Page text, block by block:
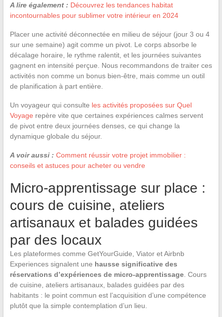
A lire également : Découvrez les tendances habitat
incontournables pour sublimer votre intérieur en 2024
Placer une activité déconnectée en milieu de séjour (jour 3 ou 4
sur une semaine) agit comme un pivot. Le corps absorbe le
décalage horaire, le rythme ralentit, et les journées suivantes
gagnent en intensité perçue. Nous recommandons de traiter ces
activités non comme un bonus bien-être, mais comme un outil
de planification à part entière.
Un voyageur qui consulte les activités proposées sur Quel
Voyage repère vite que certaines expériences calmes servent
de pivot entre deux journées denses, ce qui change la
dynamique globale du séjour.
A voir aussi : Comment réussir votre projet immobilier :
conseils et astuces pour acheter ou vendre
Micro-apprentissage sur place :
cours de cuisine, ateliers
artisanaux et balades guidées
par des locaux
Les plateformes comme GetYourGuide, Viator et Airbnb
Experiences signalent une hausse significative des
réservations d’expériences de micro-apprentissage. Cours
de cuisine, ateliers artisanaux, balades guidées par des
habitants : le point commun est l’acquisition d’une compétence
plutôt que la simple contemplation d’un lieu.